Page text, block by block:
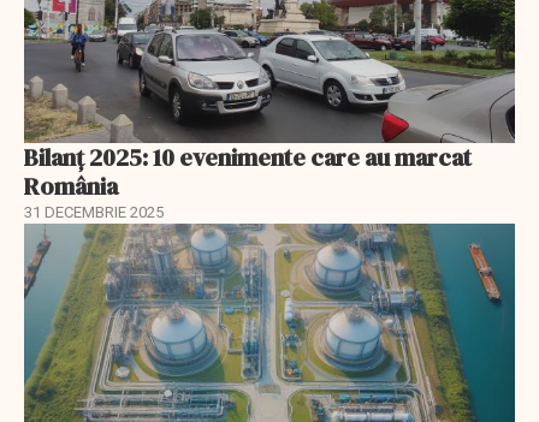
Bilanț 2025: 10 evenimente care au marcat
România
31 DECEMBRIE 2025